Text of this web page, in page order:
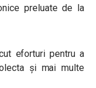
preluate de la
eforturi pentru a
și mai multe